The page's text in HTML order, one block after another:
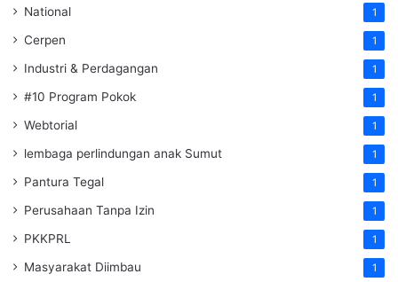
National 1
Cerpen 1
Industri & Perdagangan 1
#10 Program Pokok 1
Webtorial 1
lembaga perlindungan anak Sumut 1
Pantura Tegal 1
Perusahaan Tanpa Izin 1
PKKPRL 1
Masyarakat Diimbau 1